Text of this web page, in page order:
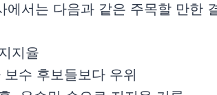
에서는 다음과 같은 주목할 만한
지율
보수 후보들보다 우위